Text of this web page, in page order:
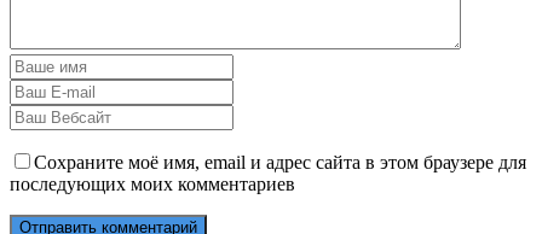
Сохраните моё имя, email и адрес сайта в этом браузере для
последующих моих комментариев